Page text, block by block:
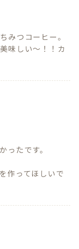
みつコーヒー。
味しい～！！カ
ったです。
作ってほしいで